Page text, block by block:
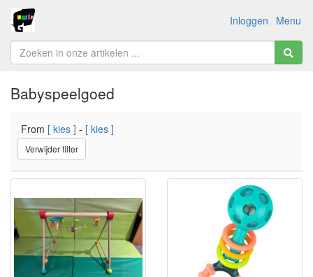
Menu
Inloggen
Babyspeelgoed
From [ kies ] - [ kies ]
Verwijder filter